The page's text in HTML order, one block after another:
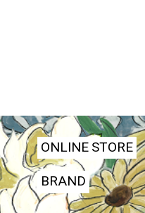
ONLINE STORE
BRAND